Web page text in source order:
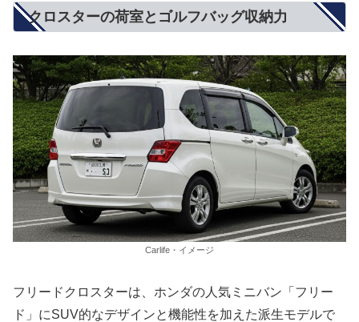
クロスターの荷室とゴルフバッグ収納力
Carlife・イメージ
フリードクロスターは、ホンダの人気ミニバン「フリー
ド」にSUV的なデザインと機能性を加えた派生モデルで